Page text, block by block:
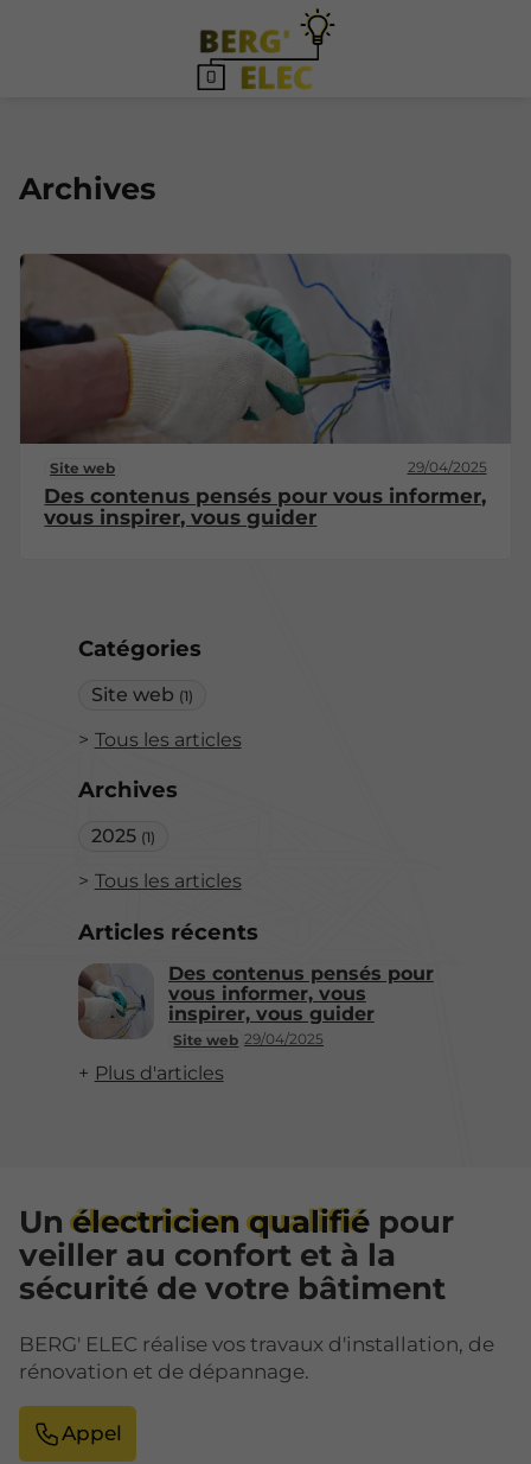
Catégories
Site web (1)
Tous les articles
Archives
2025 (1)
Tous les articles
Articles récents
Site web 29/04/2025
Des contenus pensés pour
vous informer, vous
inspirer, vous guider
Plus d'articles
Archives
Site web 29/04/2025
Des contenus pensés pour vous informer,
vous inspirer, vous guider
Unélectricien qualifié pour
veiller au confort et à la
sécurité de votre bâtiment
BERG' ELEC réalise vos travaux d'installation, de
rénovation et de dépannage.
Appel